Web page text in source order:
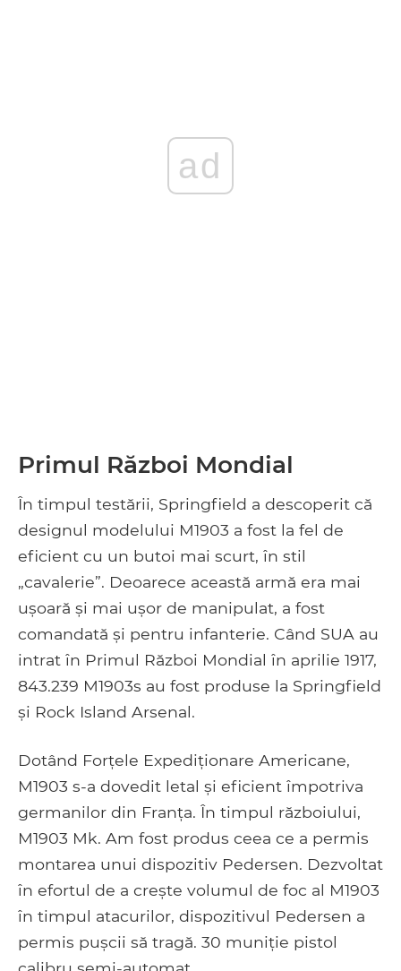
ad
Primul Război Mondial
În timpul testării, Springfield a descoperit că
designul modelului M1903 a fost la fel de
eficient cu un butoi mai scurt, în stil
„cavalerie”. Deoarece această armă era mai
ușoară și mai ușor de manipulat, a fost
comandată și pentru infanterie. Când SUA au
intrat în Primul Război Mondial în aprilie 1917,
843.239 M1903s au fost produse la Springfield
și Rock Island Arsenal.
Dotând Forțele Expediționare Americane,
M1903 s-a dovedit letal și eficient împotriva
germanilor din Franța. În timpul războiului,
M1903 Mk. Am fost produs ceea ce a permis
montarea unui dispozitiv Pedersen. Dezvoltat
în efortul de a crește volumul de foc al M1903
în timpul atacurilor, dispozitivul Pedersen a
permis pușcii să tragă. 30 muniție pistol